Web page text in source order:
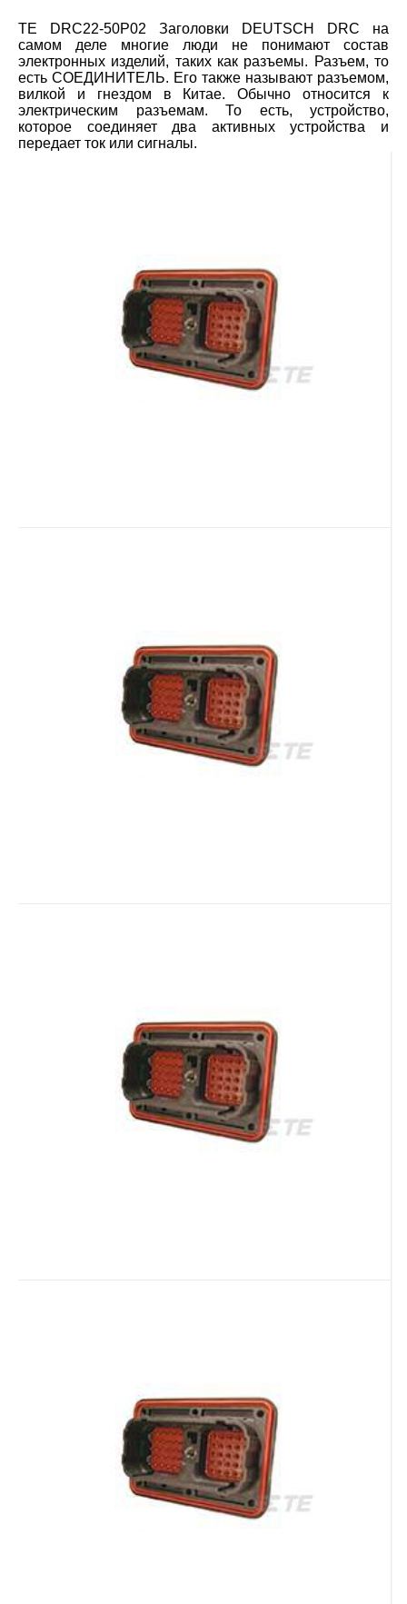
TE DRC22-50P02 Заголовки DEUTSCH DRC на
самом деле многие люди не понимают состав
электронных изделий, таких как разъемы. Разъем, то
есть СОЕДИНИТЕЛЬ. Его также называют разъемом,
вилкой и гнездом в Китае. Обычно относится к
электрическим разъемам. То есть, устройство,
которое соединяет два активных устройства и
передает ток или сигналы.